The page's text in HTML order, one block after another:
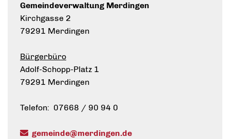
Gemeindeverwaltung Merdingen
Kirchgasse 2
79291 Merdingen
Bürgerbüro
Adolf-Schopp-Platz 1
79291 Merdingen
Telefon: 07668 / 90 94 0
gemeinde@merdingen.de